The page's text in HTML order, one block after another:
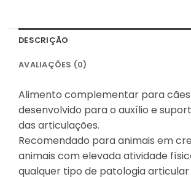
DESCRIÇÃO
AVALIAÇÕES (0)
Alimento complementar para
desenvolvido para o auxílio e
das articulações.
Recomendado para animais em
animais com elevada atividade
qualquer tipo de patologia